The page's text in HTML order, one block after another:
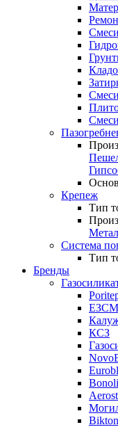
Крепеж
Тип
Система
Тип
Бренды
ЕЗСМ
КСЗ
Bikton